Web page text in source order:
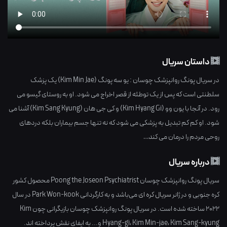
داستان سریال
در سریال پونگ روانپزشک چوسان : یو سه پونگ (Kim Min Jae) یک پزشک
سلطنتی است که پس از یک توطئه از قصر اخراج می شود. او به روستای گیسو می
رود. در آنجا با یون وو (Kim Hyang Gi) و کی جی هان (Kim Sang Kyung) آشنا می
شود. او کم کم تبدیل به پزشکی می شود که نه تنها جسم بیماران بلکه دردهای
روحی مردم را درمان می کند…
درباره سریال
سریال پونگ روانپزشک چوسان Poong the Joseon Psychiatrist محصول کشور
کره جنوبیو در ژانرسریال کره ایمی‌باشد و به کارگردانیPark Won-kookدر سال
2022ساخته شده است. در سریال پونگ روانپزشک چوسان بازیگرانی چونKim
Hyang-gi،Kim Min-jae،Kim Sang-kyung و... به ایفای نقش پرداخته اند.